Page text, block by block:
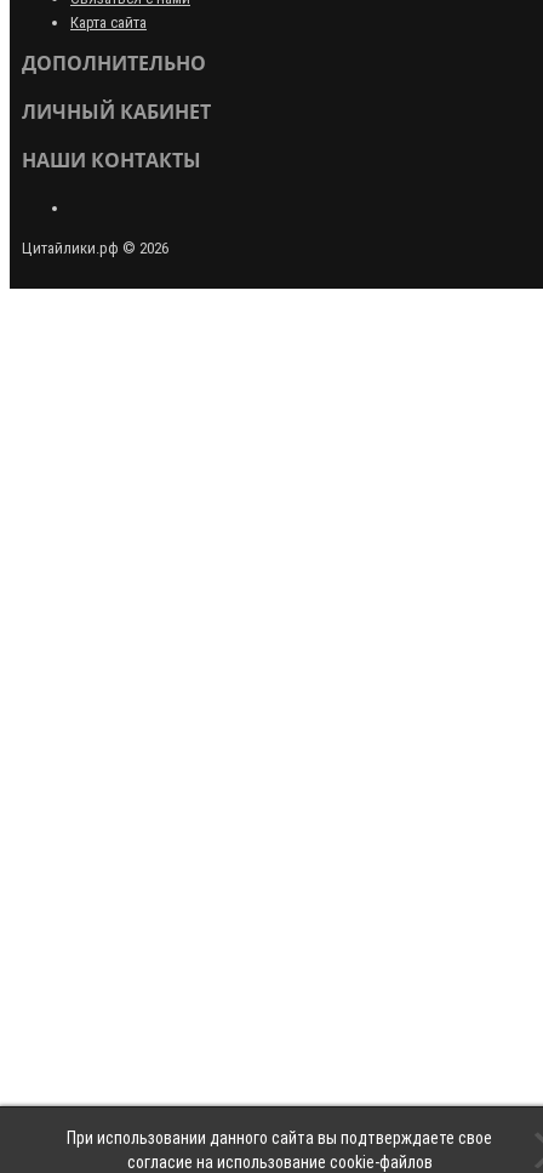
При использовании данного сайта вы подтверждаете свое
согласие на использование cookie-файлов
Карта сайта
ДОПОЛНИТЕЛЬНО
ЛИЧНЫЙ КАБИНЕТ
НАШИ КОНТАКТЫ
Цитайлики.рф © 2026